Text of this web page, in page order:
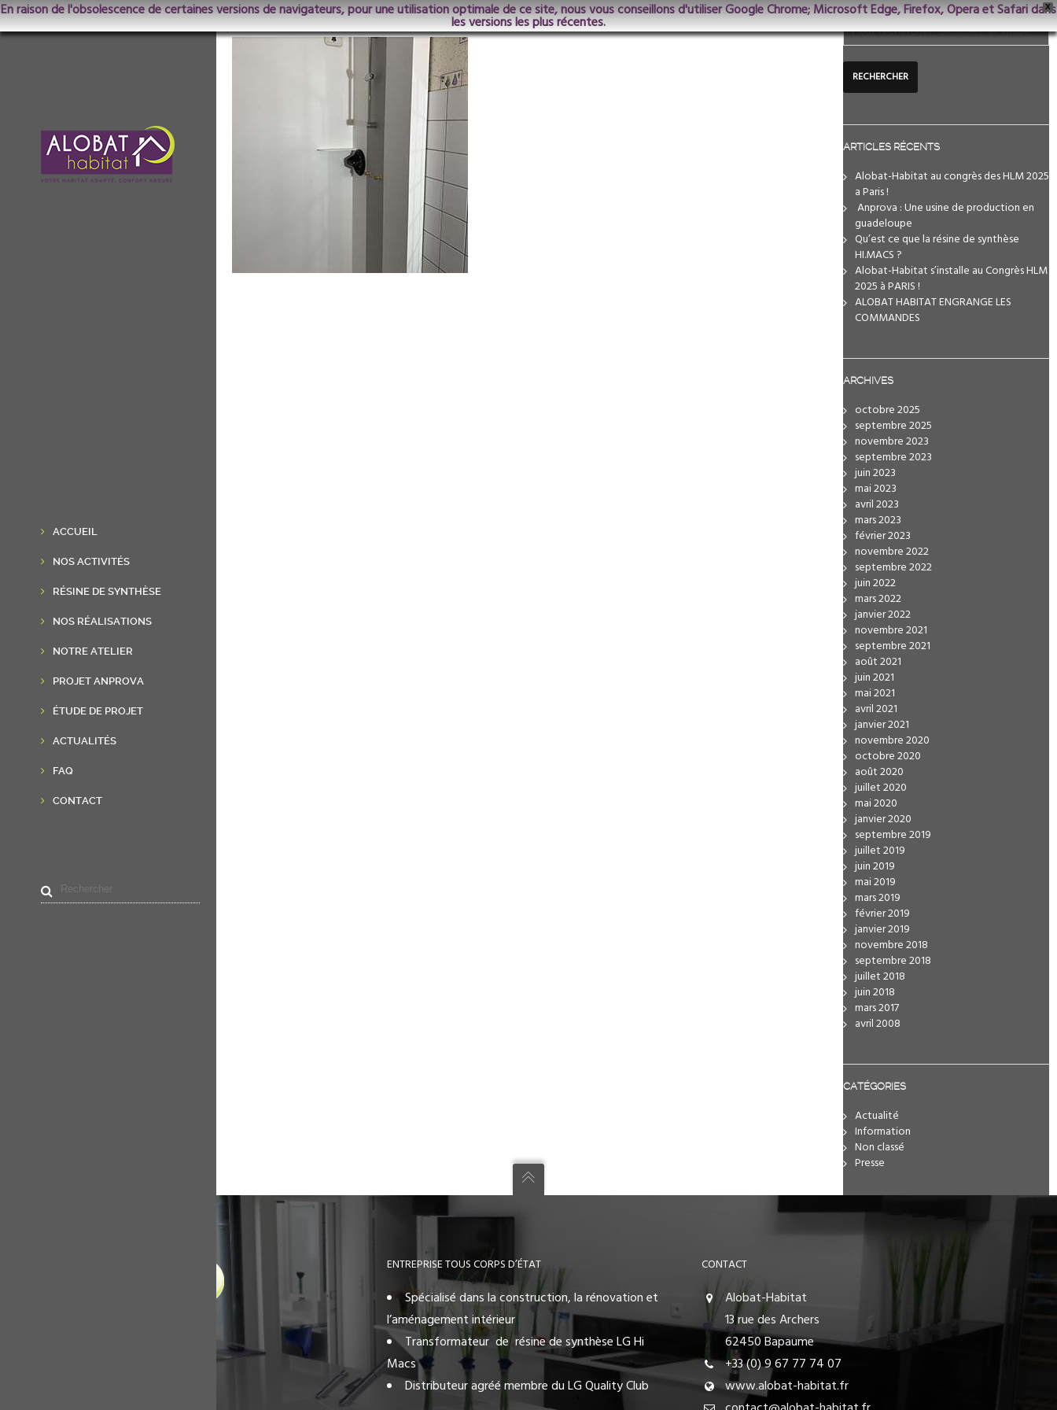
X
En raison de l'obsolescence de certaines versions de navigateurs, pour une utilisation optimale de ce site, nous vous conseillons d'utiliser Google Chrome; Microsoft Edge, Firefox, Opera et Safari dans
les versions les plus récentes.
ACCUEIL
NOS ACTIVITÉS
RÉSINE DE SYNTHÈSE
NOS RÉALISATIONS
NOTRE ATELIER
PROJET ANPROVA
ÉTUDE DE PROJET
ACTUALITÉS
FAQ
CONTACT
ChantierLuneville17
ARTICLES RÉCENTS
Alobat-Habitat au congrès des HLM 2025
a Paris !
️ Anprova : Une usine de production en
guadeloupe
Qu’est ce que la résine de synthèse
HI.MACS ?
Alobat-Habitat s’installe au Congrès HLM
2025 à PARIS !
ALOBAT HABITAT ENGRANGE LES
COMMANDES
ARCHIVES
octobre 2025
septembre 2025
novembre 2023
septembre 2023
juin 2023
mai 2023
avril 2023
mars 2023
février 2023
novembre 2022
septembre 2022
juin 2022
mars 2022
janvier 2022
novembre 2021
septembre 2021
août 2021
juin 2021
mai 2021
avril 2021
janvier 2021
novembre 2020
octobre 2020
août 2020
juillet 2020
mai 2020
janvier 2020
septembre 2019
juillet 2019
juin 2019
mai 2019
mars 2019
février 2019
janvier 2019
novembre 2018
septembre 2018
juillet 2018
juin 2018
mars 2017
avril 2008
CATÉGORIES
Actualité
Information
Non classé
Presse
ENTREPRISE TOUS CORPS D’ÉTAT
Spécialisé dans la construction, la rénovation et
l’aménagement intérieur
Transformateur de résine de synthèse LG Hi
Macs
Distributeur agréé membre du LG Quality Club
CONTACT
Alobat-Habitat
13 rue des Archers
62450 Bapaume
+33 (0) 9 67 77 74 07
www.alobat-habitat.fr